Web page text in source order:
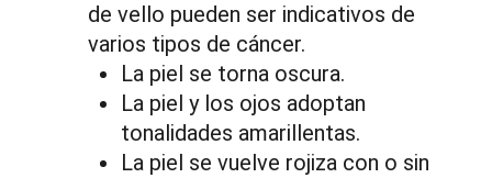
de vello pueden ser indicativos de
varios tipos de cáncer.
La piel se torna oscura.
La piel y los ojos adoptan
tonalidades amarillentas.
La piel se vuelve rojiza con o sin